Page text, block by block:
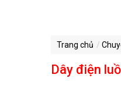
Trang chủ
Dây điện